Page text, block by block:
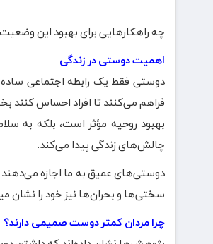
چه راهکارهایی برای بهبود این
اهمیت دوستی در زندگی
دوستی فقط یک رابطه اجتماعی
فراهم می‌کنند تا افراد احساس
بهبود روحیه مؤثر است، بلکه به
چالش‌های زندگی پیدا می‌کند.
دوستی‌های عمیق به ما اجازه می‌دهند
سختی‌ها و بحران‌ها نیز خود را نشان
چرا مردان کمتر دوست صمیمی دارند؟